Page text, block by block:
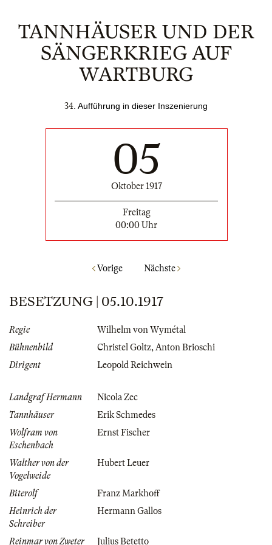
TANNHÄUSER UND DER
SÄNGERKRIEG AUF
WARTBURG
34 . Aufführung in dieser Inszenierung
05
Oktober 1917
Freitag
00:00 Uhr
Vorige Nächste
BESETZUNG | 05.10.1917
Regie
Wilhelm von Wymétal
Bühnenbild
Christel Goltz,Anton Brioschi
Dirigent
Leopold Reichwein
Landgraf Hermann
Nicola Zec
Tannhäuser
Erik Schmedes
Wolfram von
Eschenbach
Ernst Fischer
Walther von der
Vogelweide
Hubert Leuer
Biterolf
Franz Markhoff
Heinrich der
Schreiber
Hermann Gallos
Reinmar von Zweter Julius Betetto